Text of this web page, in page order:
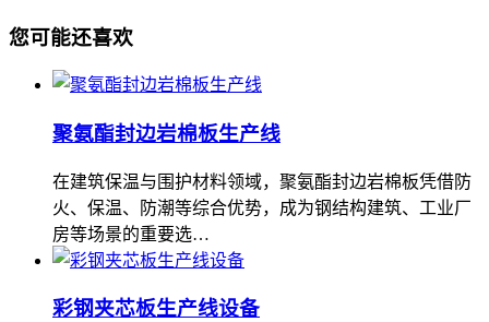
您可能还喜欢
聚氨酯封边岩棉板生产线
在建筑保温与围护材料领域，聚氨酯封边岩棉板凭借防
火、保温、防潮等综合优势，成为钢结构建筑、工业厂
房等场景的重要选…
彩钢夹芯板生产线设备